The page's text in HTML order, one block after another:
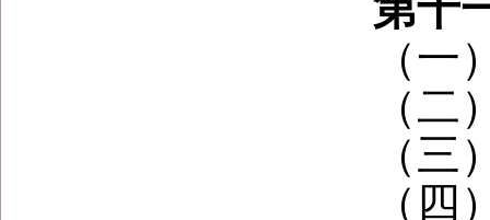
（
（
（
（